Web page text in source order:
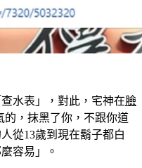
水表」，對此，宅神在臉
的，抹黑了你，不跟你道
從13歲到現在鬍子都白
容易」。